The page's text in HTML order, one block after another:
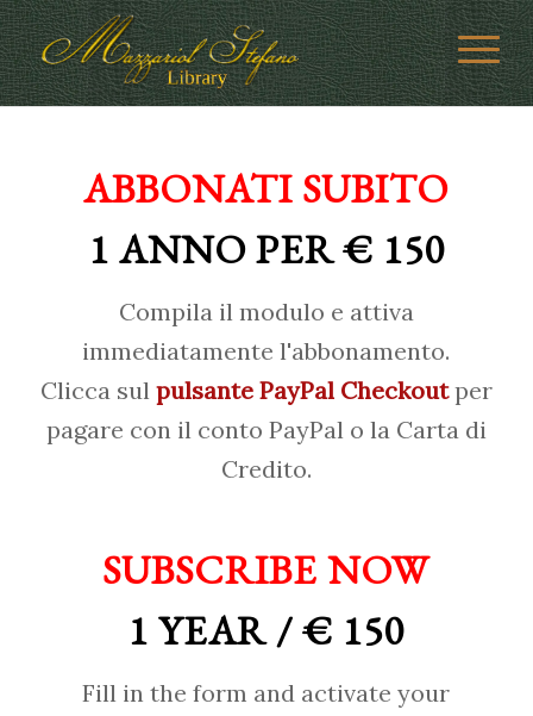
ABBONATI SUBITO
1 ANNO PER € 150
Compila il modulo e attiva
immediatamente l'abbonamento.
Clicca sul pulsante PayPal Checkoutper
pagare con il conto PayPal o la Carta di
Credito.
SUBSCRIBE NOW
1 YEAR / € 150
Fill in the form and activate your